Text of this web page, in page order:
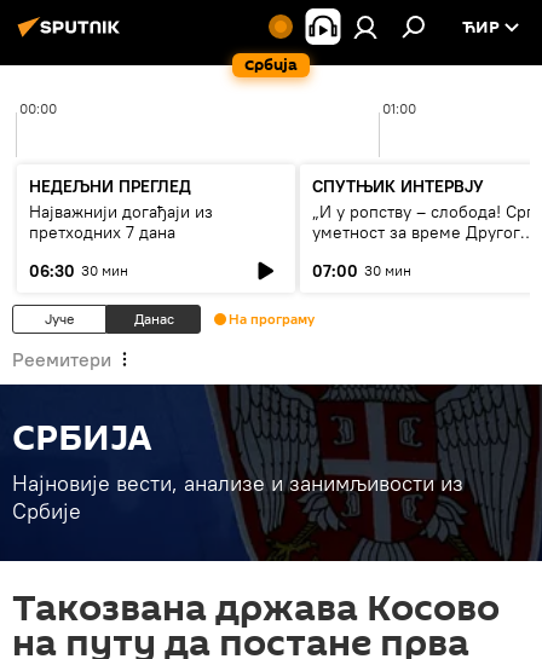
Србија
ЋИР
00:00 01:00
НЕДЕЉНИ ПРЕГЛЕД
Најважнији догађаји из
претходних 7 дана
06:30 30 мин
СПУТЊИК ИНТЕРВЈУ
„И у ропству – слобода!
уметност за време Другог
07:00 30 мин
Јуче Данас На програму
Реемитери
СРБИЈА
Најновије вести, анализе и занимљивости из
Србије
Такозвана држава Косово
на путу да постане прва